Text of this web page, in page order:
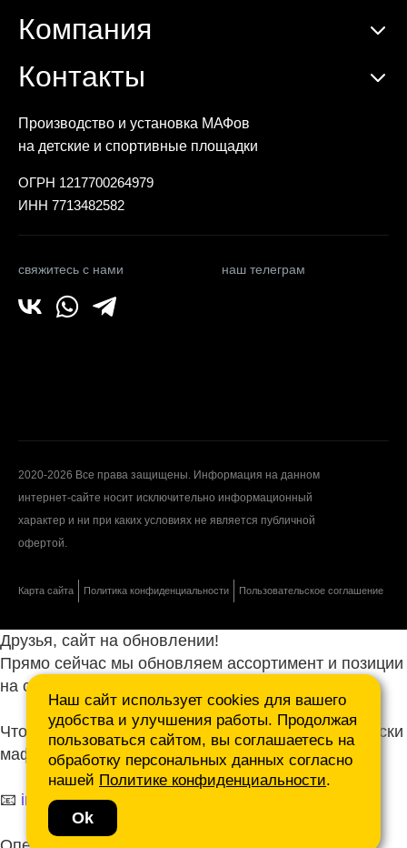
Производство и установка МАФов
на детские и спортивные площадки
ОГРН 1217700264979
ИНН 7713482582
свяжитесь с нами наш телеграм
Компания
Контакты
2020-2026 Все права защищены. Информация на данном
интернет-сайте носит исключительно информационный
характер и ни при каких условиях не является публичной
офертой.
Карта сайта Политика конфиденциальности Пользовательское соглашение
Наш сайт использует cookies для вашего
удобства и улучшения работы. Продолжая
пользоваться сайтом, вы соглашаетесь на
обработку персональных данных согласно
нашей Политике конфиденциальности.
Ok
Друзья, сайт на обновлении!
Прямо сейчас мы обновляем ассортимент и позиции
на сайте.
Чтобы не ждать, присылайте ваши запросы и списки
маф нам на почту.
📧 info@mafmasterfibre.ru